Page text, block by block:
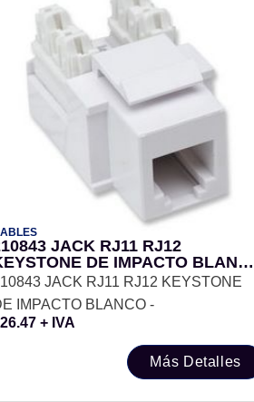
JACK RJ11 RJ12
DE IMPACTO BLANCO
JACK RJ11 RJ12 KEYSTONE
IMPACTO BLANCO -
26.47 + IVA
Más Detalles